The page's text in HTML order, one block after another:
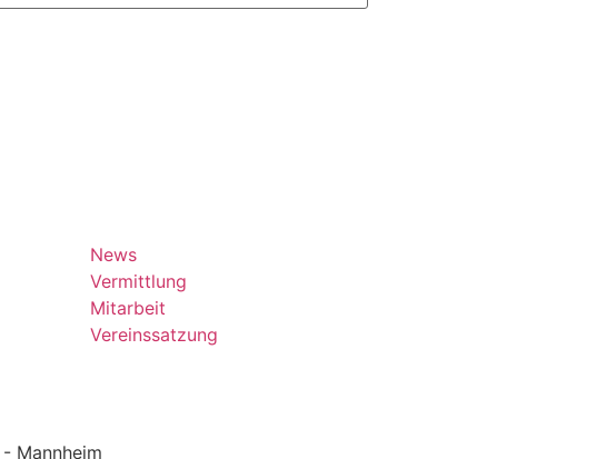
News
Vermittlung
Mitarbeit
Vereinssatzung
Mannheim